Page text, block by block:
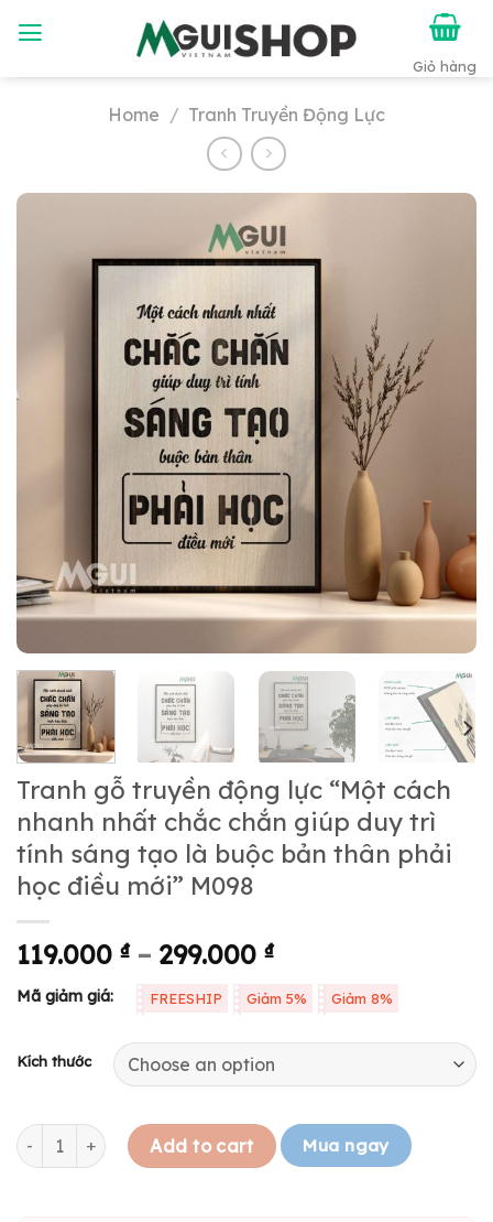
đến
Home / Tranh Truyền Động Lực
Tranh gỗ truyền động lực “Một cách
nhanh nhất chắc chắn giúp duy trì
tính sáng tạo là buộc bản thân phải
học điều mới” M098
119.000 ₫– 299.000 ₫
Mã giảm giá: FREESHIP Giảm 5% Giảm 8%
Kích thước
Tranh gỗ truyền động lực "Một cách nhanh nhất chắc chắn
Add to cart Mua ngay